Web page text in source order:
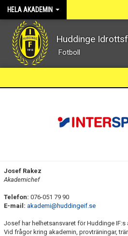
HELA AKADEMIN
Huddinge
Fotboll
INTRESSEANMÄLAN AKADEMI
Josef Rakez
Akademichef
Telefon: 076-051 79 90
E-mail: akademi@huddingeif.se
Josef har helhetsansvaret för Huddinge IF:s
Vid frågor kring akademin, provträningar,